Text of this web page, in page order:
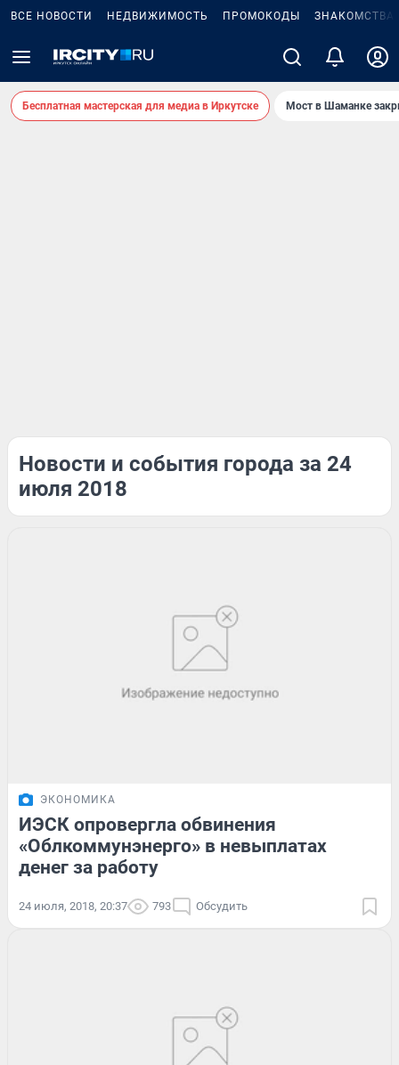
ВСЕ НОВОСТИ НЕДВИЖИМОСТЬ ПРОМОКОДЫ ЗНАКОМСТВА
Бесплатная мастерская для медиа в Иркутске Мост в Шаманке
Новости и события города за 24
июля 2018
ЭКОНОМИКА
ИЭСК опровергла обвинения
«Облкоммунэнерго» в невыплатах
денег за работу
24 июля, 2018, 20:37 793 Обсудить